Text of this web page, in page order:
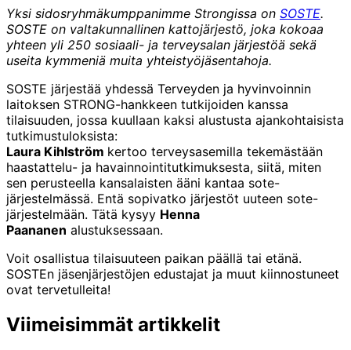
Yksi sidosryhmäkumppanimme Strongissa on SOSTE.
SOSTE on valtakunnallinen kattojärjestö, joka kokoaa
yhteen yli 250 sosiaali- ja terveysalan järjestöä sekä
useita kymmeniä muita yhteistyöjäsentahoja.
SOSTE järjestää yhdessä Terveyden ja hyvinvoinnin
laitoksen STRONG-hankkeen tutkijoiden kanssa
tilaisuuden, jossa kuullaan kaksi alustusta ajankohtaisista
tutkimustuloksista:
Laura Kihlström kertoo terveysasemilla tekemästään
haastattelu- ja havainnointitutkimuksesta, siitä, miten
sen perusteella kansalaisten ääni kantaa sote-
järjestelmässä. Entä sopivatko järjestöt uuteen sote-
järjestelmään. Tätä kysyy Henna
Paananen alustuksessaan.
Voit osallistua tilaisuuteen paikan päällä tai etänä.
SOSTEn jäsenjärjestöjen edustajat ja muut kiinnostuneet
ovat tervetulleita!
Viimeisimmät artikkelit